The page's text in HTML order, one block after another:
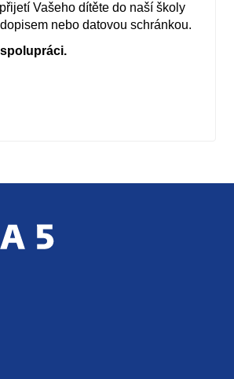
Vašeho dítěte do naší školy
nebo datovou schránkou.